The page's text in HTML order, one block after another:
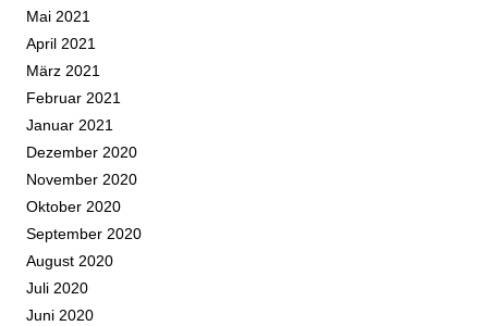
Mai 2021
April 2021
März 2021
Februar 2021
Januar 2021
Dezember 2020
November 2020
Oktober 2020
September 2020
August 2020
Juli 2020
Juni 2020